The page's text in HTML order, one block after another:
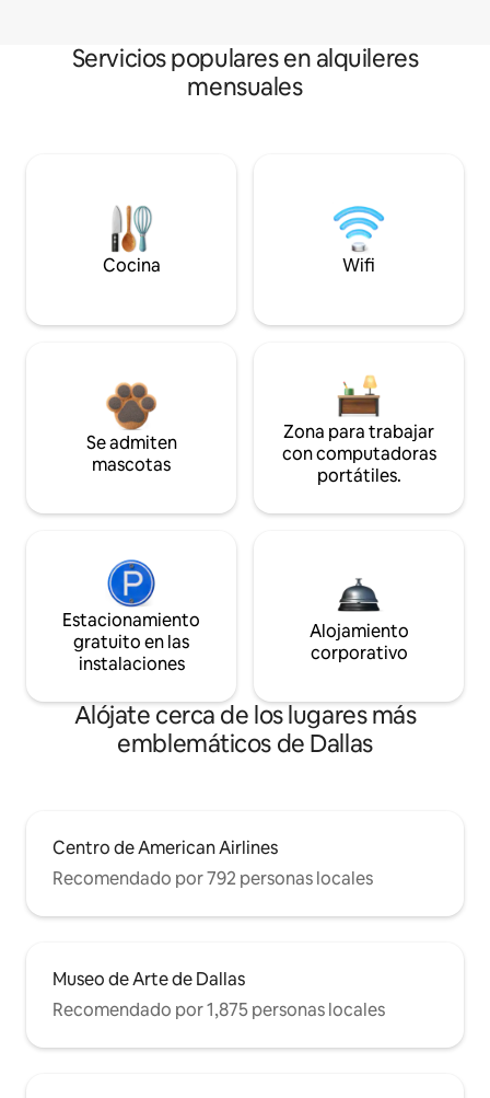
Servicios populares en alquileres
mensuales
Cocina Wifi
Se admiten
mascotas
Zona para trabajar
con computadoras
portátiles.
Estacionamiento
gratuito en las
instalaciones
Alojamiento
corporativo
Alójate cerca de los lugares más
emblemáticos de Dallas
Centro de American Airlines
Recomendado por 792 personas locales
Museo de Arte de Dallas
Recomendado por 1,875 personas locales